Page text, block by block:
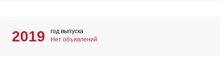
2019
год выпуска
Нет объявлений